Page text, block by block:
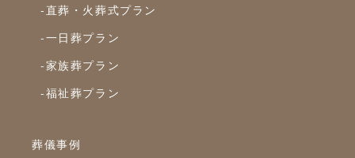
2023年7月
2023年6月
2023年5月
2023年4月
2023年2月
-直葬・火葬式プラン
-一日葬プラン
-家族葬プラン
-福祉葬プラン
葬儀事例